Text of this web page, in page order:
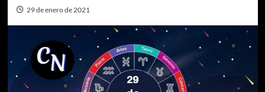
29 de enero de 2021